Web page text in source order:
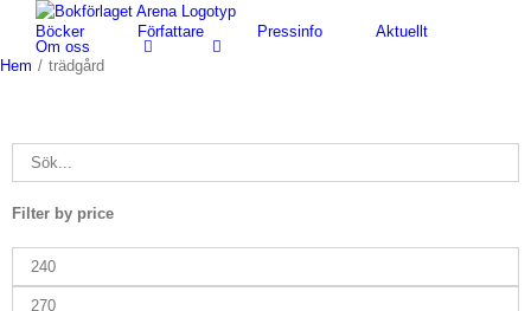
Fortsätt
innehållet
Böcker Författare Pressinfo
Aktuellt
Om oss
Hem / trädgård
Filter by price
Min
Max